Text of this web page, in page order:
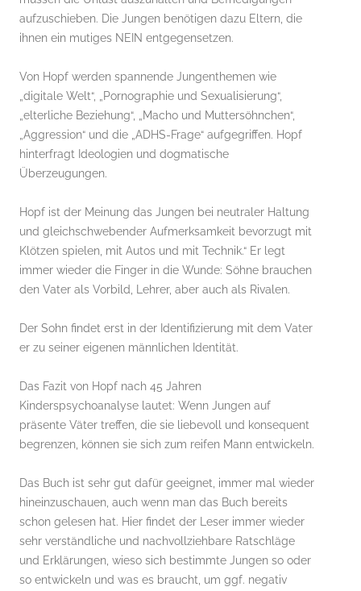
aufzuschieben. Die Jungen benötigen dazu Eltern, die
ihnen ein mutiges NEIN entgegensetzen.
Von Hopf werden spannende Jungenthemen wie
„digitale Welt“, „Pornographie und Sexualisierung“,
„elterliche Beziehung“, „Macho und Muttersöhnchen“,
„Aggression“ und die „ADHS-Frage“ aufgegriffen. Hopf
hinterfragt Ideologien und dogmatische
Überzeugungen.
Hopf ist der Meinung das Jungen bei neutraler Haltung
und gleichschwebender Aufmerksamkeit bevorzugt mit
Klötzen spielen, mit Autos und mit Technik.“ Er legt
immer wieder die Finger in die Wunde: Söhne brauchen
den Vater als Vorbild, Lehrer, aber auch als Rivalen.
Der Sohn findet erst in der Identifizierung mit dem Vater
er zu seiner eigenen männlichen Identität.
Das Fazit von Hopf nach 45 Jahren
Kinderspsychoanalyse lautet: Wenn Jungen auf
präsente Väter treffen, die sie liebevoll und konsequent
begrenzen, können sie sich zum reifen Mann entwickeln.
Das Buch ist sehr gut dafür geeignet, immer mal wieder
hineinzuschauen, auch wenn man das Buch bereits
schon gelesen hat. Hier findet der Leser immer wieder
sehr verständliche und nachvollziehbare Ratschläge
und Erklärungen, wieso sich bestimmte Jungen so oder
so entwickeln und was es braucht, um ggf. negativ